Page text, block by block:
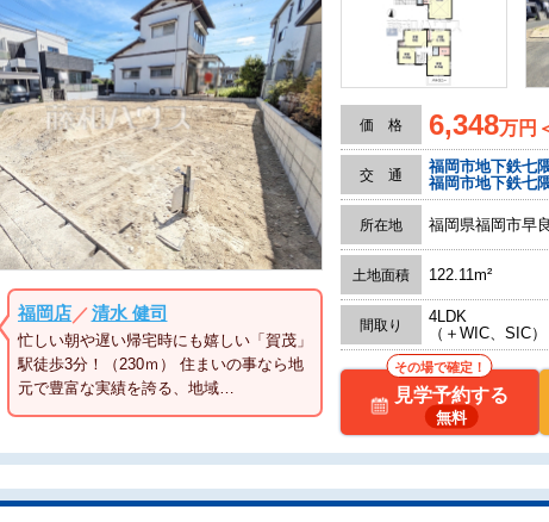
福岡店／清水 健司
忙しい朝や遅い帰宅時にも嬉しい「賀茂」
駅徒歩3分！（230ｍ） 住まいの事なら地
元で豊富な実績を誇る、地域…
価 格 6,348万円
交 通
福岡市地下鉄七
福岡市地下鉄七
所在地 福岡県福岡市早
土地面積 122.11m²
間取り
4LDK
（＋WIC、SIC）
その場で確定！
見学予約する
無料